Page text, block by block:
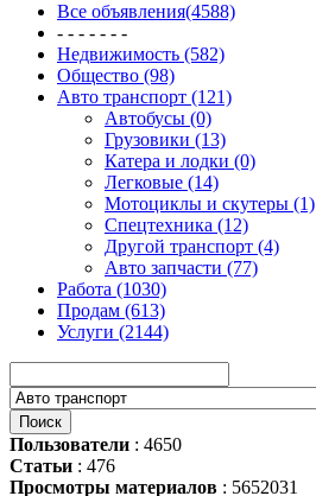
Все объявления(4588)
- - - - - - -
Недвижимость (582)
Общество (98)
Авто транспорт (121)
Автобусы (0)
Грузовики (13)
Катера и лодки (0)
Легковые (14)
Мотоциклы и скутеры (1)
Спецтехника (12)
Другой транспорт (4)
Авто запчасти (77)
Работа (1030)
Продам (613)
Услуги (2144)
Пользователи : 4650
Статьи : 476
Просмотры материалов : 5652031